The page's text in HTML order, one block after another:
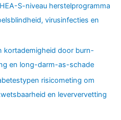
S-niveau herstelprogramma
virusinfecties en
kortademigheid door burn-
en long-darm-as-schade
risicometing om
en leververvetting